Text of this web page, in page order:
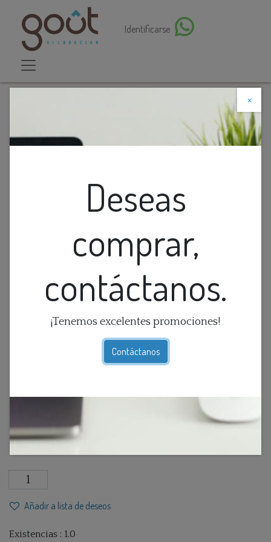
Identificarse
×
Deseas
comprar,
contáctanos.
¡Tenemos excelentes promociones!
Contáctanos
Descuento web
Figura De Cadenas Doradas
Figura De Cadenas Doradas
$86,25
Añadir a lista de deseos
Existencias : 1.0